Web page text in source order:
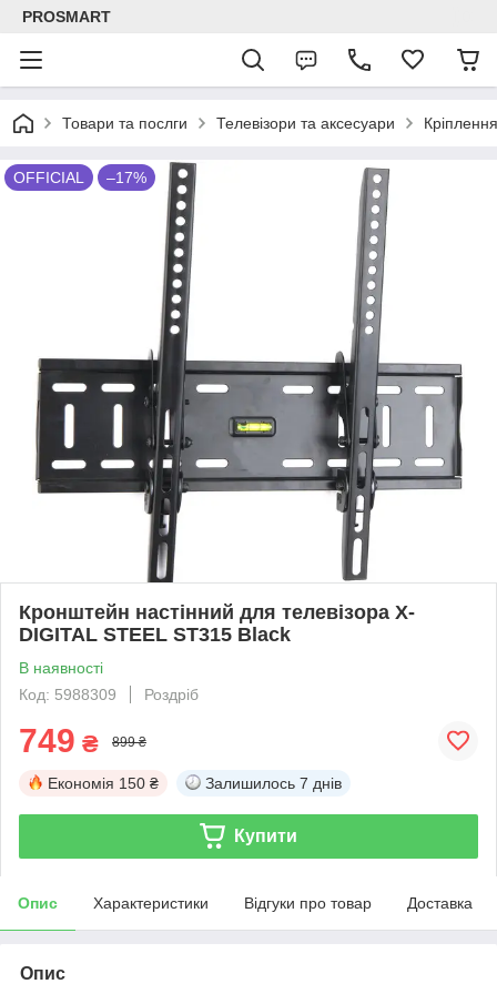
PROSMART
Товари та послги Телевізори та аксесуари
OFFICIAL –17%
Кронштейн настінний для телевізора X-
DIGITAL STEEL ST315 Black
В наявності
Код: 5988309
Роздріб
749 ₴ 899 ₴
Економія 150 ₴ Залишилось 7 днів
Купити
Опис Характеристики Відгуки про товар Доставка
Опис